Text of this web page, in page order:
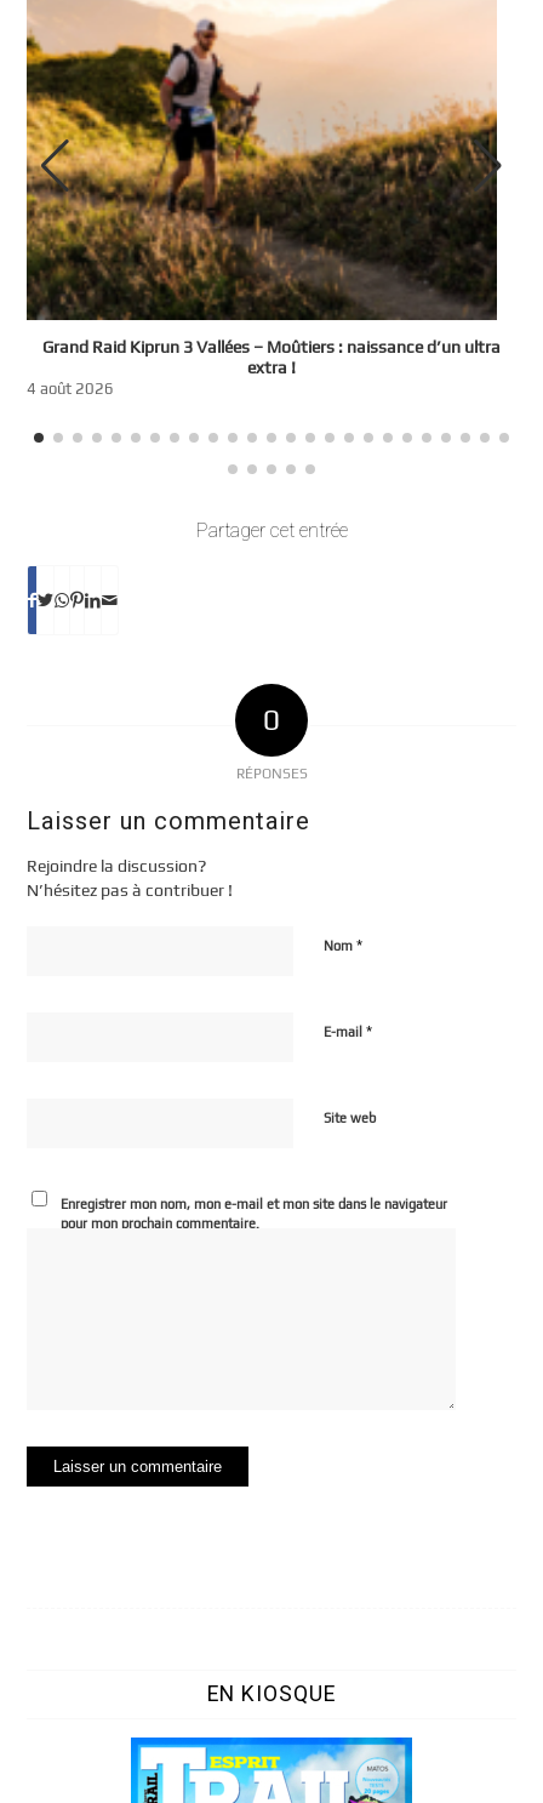
Grand Raid Kiprun 3 Vallées – Moûtiers : naissance d’un ultra
extra !
4 août 2026
Partager cet entrée
0
RÉPONSES
Laisser un commentaire
Rejoindre la discussion?
N’hésitez pas à contribuer !
Nom*
E-mail*
Site web
Enregistrer mon nom, mon e-mail et mon site dans le navigateur
pour mon prochain commentaire.
EN KIOSQUE